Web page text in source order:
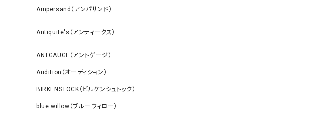
Ampersand（アンパサンド）
Antiquite's（アンティークス）
ANTGAUGE（アントゲージ）
Audition（オーディション）
BIRKENSTOCK（ビルケンシュトック）
blue willow（ブルーウィロー）